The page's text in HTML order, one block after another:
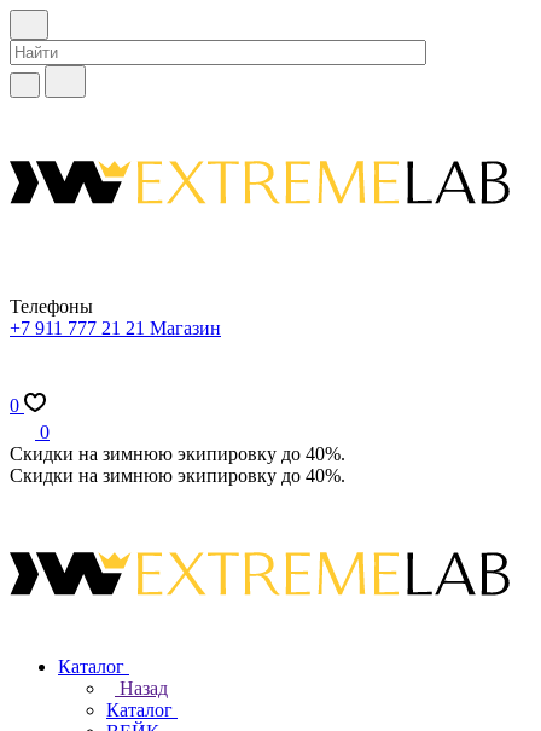
Телефоны
+7 911 777 21 21 Магазин
0
0
Скидки на зимнюю экипировку до 40%.
Скидки на зимнюю экипировку до 40%.
Каталог
Назад
Каталог